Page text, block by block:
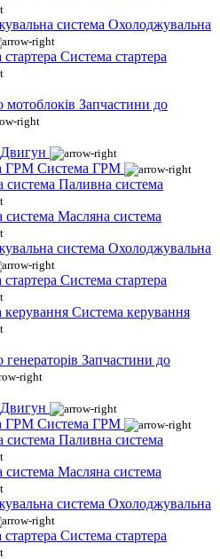
Охолоджувальна
Система стартера
Запчастини до
Двигун
Система ГРМ
Паливна система
Масляна система
Охолоджувальна
Система стартера
Система керування
Запчастини до
Двигун
Система ГРМ
Паливна система
Масляна система
Охолоджувальна
Система стартера